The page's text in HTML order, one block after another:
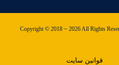
Copyright © 2018 ~ 2026 All Rights
قوانین سایت